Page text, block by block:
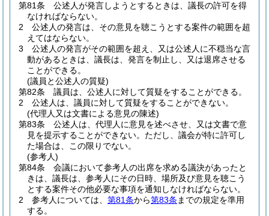
第81条
公述人が発言しようとするときは、議長の許可を得
なければならない。
2
公述人の発言は、その意見を聴こうとする案件の範囲を超
えてはならない。
3
公述人の発言がその範囲を超え、又は公述人に不穏当な言
動があるときは、議長は、発言を制止し、又は退席させる
ことができる。
(議員と公述人の質疑)
第82条
議員は、公述人に対して質疑をすることができる。
2
公述人は、議員に対して質疑をすることができない。
(代理人又は文書による意見の陳述)
第83条
公述人は、代理人に意見を述べさせ、又は文書で意
見を提示することができない。ただし、議会が特に許可し
た場合は、この限りでない。
(参考人)
第84条
会議において参考人の出席を求める議決があったと
きは、議長は、参考人にその日時、場所及び意見を聴こう
とする案件その他必要な事項を通知しなければならない。
2
参考人については、 第81条から第83条 までの規定を準用
する。